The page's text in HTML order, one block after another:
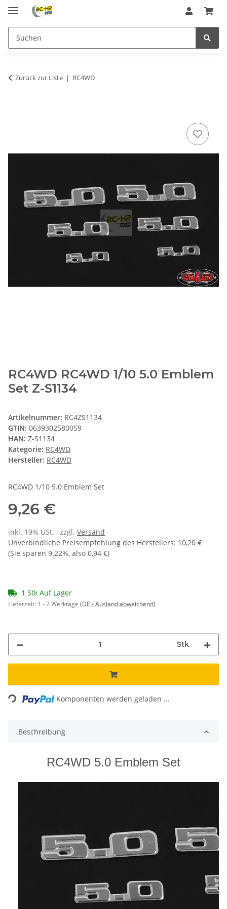
Zurück zur Liste RC4WD
RC4WD RC4WD 1/10 5.0 Emblem
Set Z-S1134
Artikelnummer: RC4ZS1134
GTIN: 0639302580059
HAN: Z-S1134
Kategorie: RC4WD
Hersteller: RC4WD
RC4WD 1/10 5.0 Emblem Set
9,26 €
inkl. 19% USt. , zzgl. Versand
Unverbindliche Preisempfehlung des Herstellers: 10,20 €
(Sie sparen 9.22%, also 0,94 €)
1 Stk Auf Lager
Lieferzeit: 1 - 2 Werktage (DE - Ausland abweichend)
Stk
Loading... Komponenten werden geladen ...
Beschreibung
RC4WD 5.0 Emblem Set